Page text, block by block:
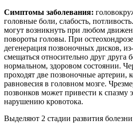
Симптомы заболевания:
головные боли, слабость,
могут возникнуть при любом
повороты головы. При
дегенерация позвоночных дисков,
смещаться относительно друг друга
нормальном, здоровом состоянии.
проходят две позвоночные артерии,
равновесия в головном мозге.
позвонков может привести к спазму
нарушению кровотока.
Выделяют 2 стадии развития